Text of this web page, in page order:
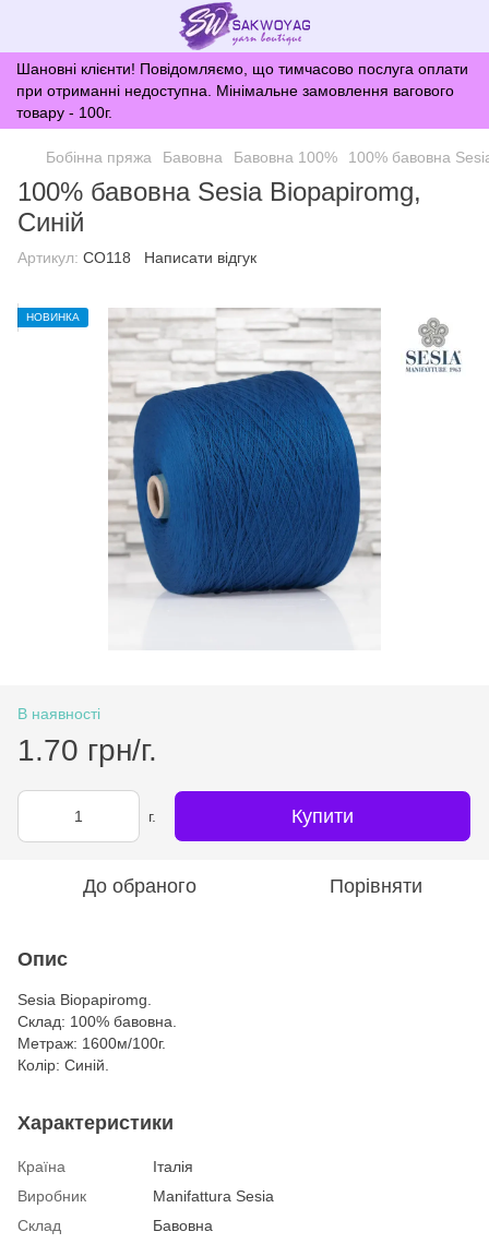
Шановні клієнти! Повідомляємо, що тимчасово послуга оплати
при отриманні недоступна. Мінімальне замовлення вагового
товару - 100г.
Бобінна пряжа Бавовна Бавовна 100% 100% бавовна
100% бавовна Sesia Biopapiromg,
Синій
Артикул: CO118 Написати відгук
НОВИНКА
В наявності
1.70 грн/г.
г. Купити
До обраного Порівняти
Опис
Sesia Biopapiromg.
Склад: 100% бавовна.
Метраж: 1600м/100г.
Колір: Синій.
Характеристики
Країна
Італія
Виробник
Manifattura Sesia
Склад
Бавовна